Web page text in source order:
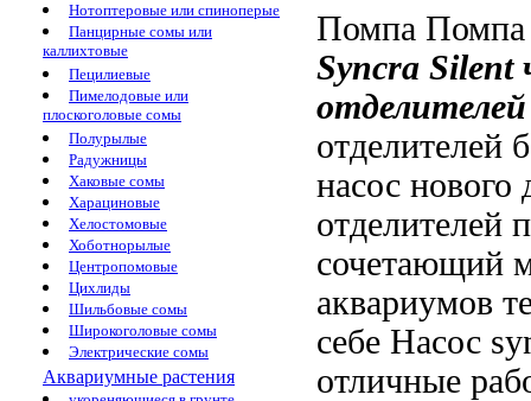
Нотоптеровые или спиноперые
Панцирные сомы или
каллихтовые
Пецилиевые
Пимелодовые или
плоскоголовые сомы
Полурылые
Радужницы
Хаковые сомы
Харациновые
Хелостомовые
Хоботнорылые
Центропомовые
Цихлиды
Шильбовые сомы
Широкоголовые сомы
Электрические сомы
Аквариумные растения
Помпа Помпа
Syncra Silent
отделителей
отделителей
насос нового
отделителей
сочетающий
аквариумов
себе Насос
отличные